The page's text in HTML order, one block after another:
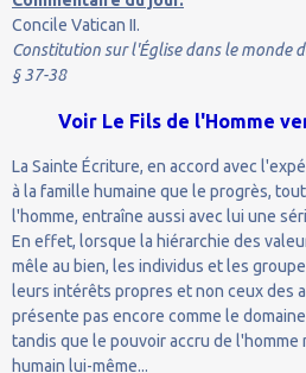
Concile Vatican II.
Constitution sur l'Église dans le monde
§ 37-38
Voir Le Fils de l'Homme
La Sainte Écriture, en accord avec
à la famille humaine que le progrès,
l'homme, entraîne aussi avec lui une
En effet, lorsque la hiérarchie des
mêle au bien, les individus et les
leurs intérêts propres et non ceux des
présente pas encore comme le
tandis que le pouvoir accru de
humain lui-même...